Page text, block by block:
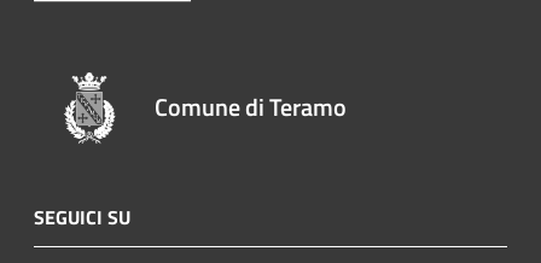
Comune di Teramo
SEGUICI SU